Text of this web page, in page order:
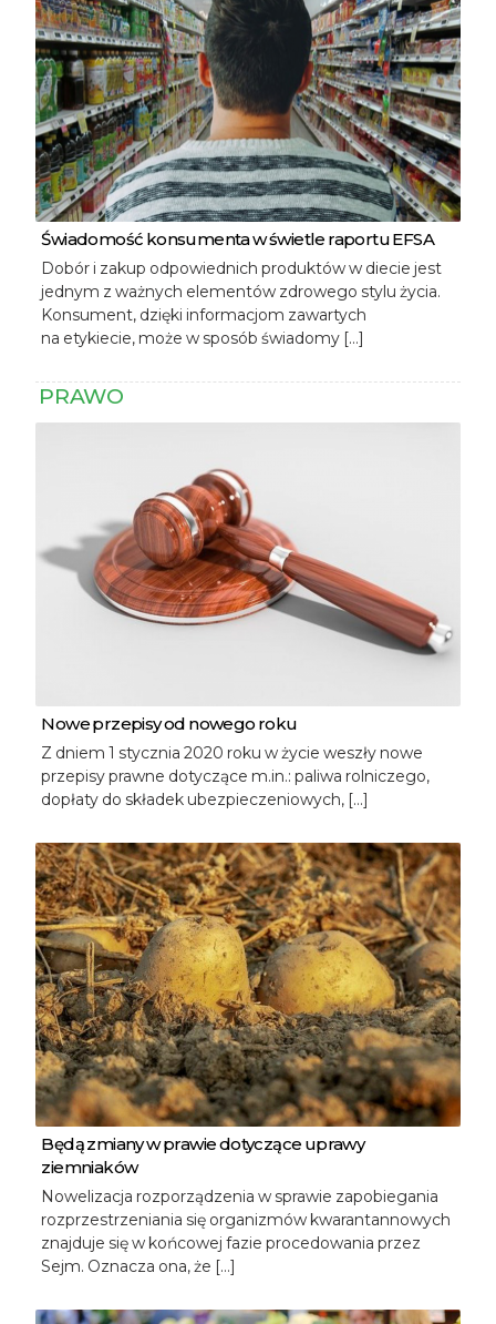
Świadomość konsumenta w świetle raportu EFSA
Dobór i zakup odpowiednich produktów w diecie jest
jednym z ważnych elementów zdrowego stylu życia.
Konsument, dzięki informacjom zawartych
na etykiecie, może w sposób świadomy […]
PRAWO
Nowe przepisy od nowego roku
Z dniem 1 stycznia 2020 roku w życie weszły nowe
przepisy prawne dotyczące m.in.: paliwa rolniczego,
dopłaty do składek ubezpieczeniowych, […]
Będą zmiany w prawie dotyczące uprawy
ziemniaków
Nowelizacja rozporządzenia w sprawie zapobiegania
rozprzestrzeniania się organizmów kwarantannowych
znajduje się w końcowej fazie procedowania przez
Sejm. Oznacza ona, że […]